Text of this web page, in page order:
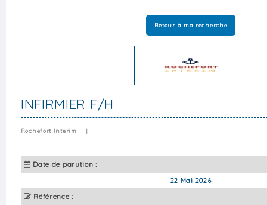
Retour à ma recherche
INFIRMIER F/H
Rochefort Interim |
Date de parution :
22 Mai 2026
Référence :